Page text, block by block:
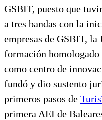
GSBIT, puesto que
a tres bandas con la
empresas de GSBIT,
formación
como centro de
fundó y dio sustento
primeros pasos de
primera AEI de